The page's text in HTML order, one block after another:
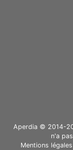
Aperdia © 2014-
n'a
Mentions légales